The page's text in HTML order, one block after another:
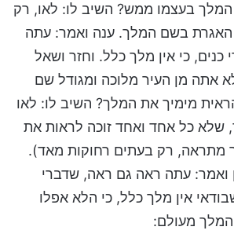
בעצמו ממש? השיב לו: לאו, רק
האגרת בשם המלך. ענה ואמר: עתה
כנים, כי אין מלך כלל. וחזר ושאל
אתה מן העיר מלוכה ומגודל שם
מימיך את המלך? השיב לו: לאו
שלא כל אחד ואחד זוכה לראות את
מתראה, רק בעתים רחוקות מאד).
ואמר: עתה ראה גם ראה, שדברי
אין מלך כלל, כי הלא אפלו
מעולם: